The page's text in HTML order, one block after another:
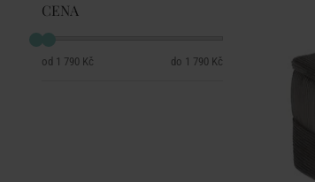
CENA
1 790 Kč 1 790 Kč